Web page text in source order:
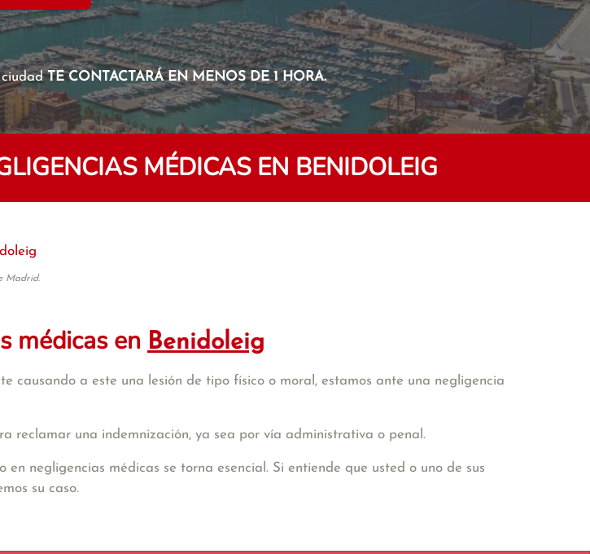
ciudadTE CONTACTARÁ EN MENOS DE 1 HORA.
MÉDICAS EN BENIDOLEIG
Madrid.
médicas en Benidoleig
causando a este una lesión de tipo físico o moral, estamos ante una negligencia
reclamar una indemnización, ya sea por vía administrativa o penal.
negligencias médicas se torna esencial. Si entiende que usted o uno de sus
su caso.